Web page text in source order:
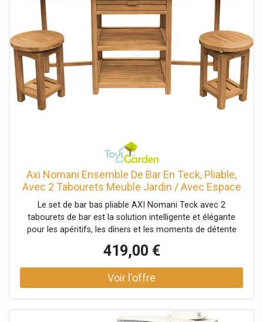
Lumière avec bouton-poussoir. une chaise. * Poids
maximal de l'enfant sur la chaise : 34,1 kg par chaise. *
Trois piles AAA requises (non incluses). Dimensions
(LxLxH) : 51,4 x 90,2 x 79,4 cm
Axi Nomani Ensemble De Bar En Teck, Pliable,
Avec 2 Tabourets Meuble Jardin / Avec Espace
De Rangement Table D'Extérieur Avec Assises
Le set de bar bas pliable AXI Nomani Teck avec 2
tabourets de bar est la solution intelligente et élégante
pour les apéritifs, les dîners et les moments de détente
allie un design chaleureux et naturel à une fonctionnalité
surprenante. Idéal pour ceux qui souhaitent utiliser leur
espace de manière flexible, sans compromettre
l'esthétique ou le confort. Conception intelligente avec un
immédiatement, c'est son design peu encombrant. La
419,00 €